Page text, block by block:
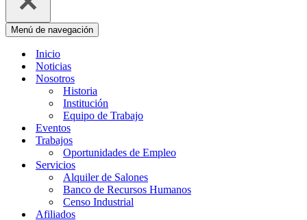
Menú de navegación
Inicio
Noticias
Nosotros
Historia
Institución
Equipo de Trabajo
Eventos
Trabajos
Oportunidades de Empleo
Servicios
Alquiler de Salones
Banco de Recursos Humanos
Censo Industrial
Afiliados